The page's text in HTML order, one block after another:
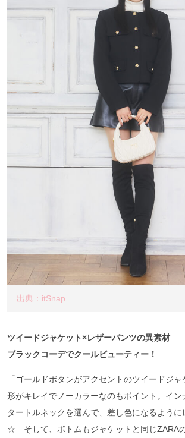
出典：itSnap
ツイードジャケット×レザーパンツの異素材
ブラックコーデでクールビューティー！
「ゴールドボタンがアクセントのツイードジャ
形がキレイでノーカラーなのもポイント。イン
タートルネックを選んで、差し色になるように
☆ そして、ボトムもジャケットと同じZARA